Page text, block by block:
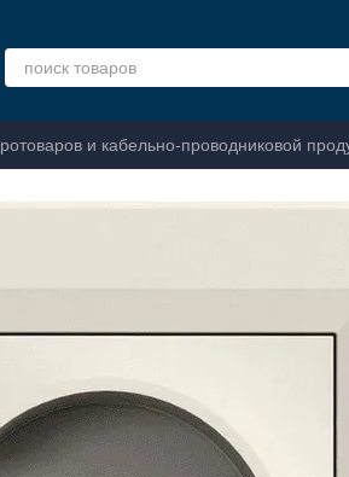
и кабельно-проводниковой